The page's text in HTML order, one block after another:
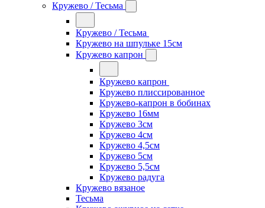
Кружево / Тесьма
Кружево / Тесьма
Кружево на шпульке 15см
Кружево капрон
Кружево капрон
Кружево плиссированное
Кружево-капрон в бобинах
Кружево 16мм
Кружево 3см
Кружево 4см
Кружево 4,5см
Кружево 5см
Кружево 5,5см
Кружево радуга
Кружево вязаное
Тесьма